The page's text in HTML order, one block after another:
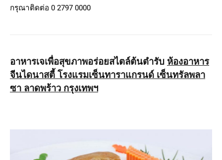
กรุณาติดต่อ 0 2797 0000
อาหารเจเพื่อสุขภาพอร่อยสไตล์ต้นตำรับ ห้องอาหาร
จีนไดนาสตี้ โรงแรมเซ็นทาราแกรนด์ เซ็นทรัลพลา
ซา ลาดพร้าว กรุงเทพฯ